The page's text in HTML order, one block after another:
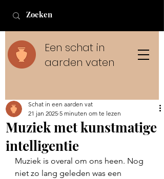
Een schat in
aarden vaten
Muziek met kunstmatige
intelligentie
Schat in een aarden vat
21 jan 2025 5 minuten om te lezen
Muziek is overal om ons heen. Nog
niet zo lang geleden was een